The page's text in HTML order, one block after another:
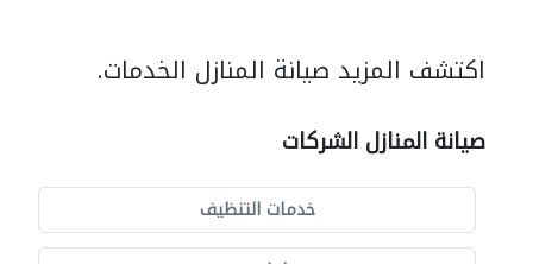
اكتشف المزيد صيانة المنازل الخدمات.
صيانة المنازل الشركات
خدمات التنظيف